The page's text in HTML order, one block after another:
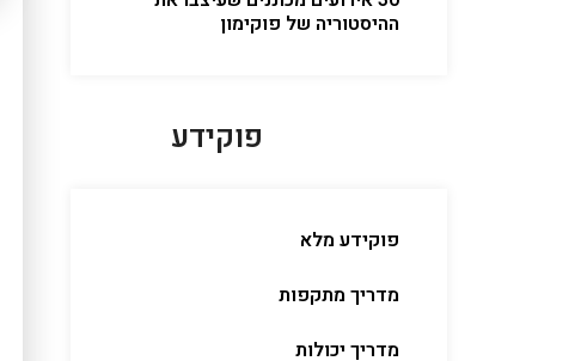
ההיסטוריה של פוקימון
פוקידע
פוקידע מלא
מדריך מתקפות
מדריך יכולות